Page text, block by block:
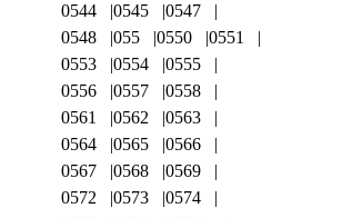
0544
0545
0547
0548
055 0550
0551
0553
0554
0555
0556
0557
0558
0561
0562
0563
0564
0565
0566
0567
0568
0569
0572
0573
0574